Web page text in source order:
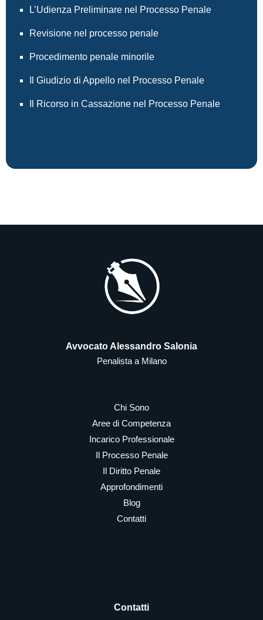
L’Udienza Preliminare nel Processo Penale
Revisione nel processo penale
Procedimento penale minorile
Il Giudizio di Appello nel Processo Penale
Il Ricorso in Cassazione nel Processo Penale
Avvocato Alessandro Salonia
Penalista a Milano
Chi Sono
Aree di Competenza
Incarico Professionale
Il Processo Penale
Il Diritto Penale
Approfondimenti
Blog
Contatti
Contatti